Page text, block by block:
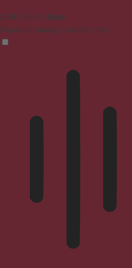
ADHD Friendly Mode
Focused browsing, distraction-free